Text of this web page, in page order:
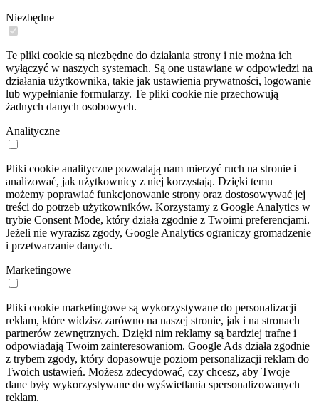
Niezbędne
Te pliki cookie są niezbędne do działania strony i nie można ich
wyłączyć w naszych systemach. Są one ustawiane w odpowiedzi na
działania użytkownika, takie jak ustawienia prywatności, logowanie
lub wypełnianie formularzy. Te pliki cookie nie przechowują
żadnych danych osobowych.
Analityczne
Pliki cookie analityczne pozwalają nam mierzyć ruch na stronie i
analizować, jak użytkownicy z niej korzystają. Dzięki temu
możemy poprawiać funkcjonowanie strony oraz dostosowywać jej
treści do potrzeb użytkowników. Korzystamy z Google Analytics w
trybie Consent Mode, który działa zgodnie z Twoimi preferencjami.
Jeżeli nie wyrazisz zgody, Google Analytics ograniczy gromadzenie
i przetwarzanie danych.
Marketingowe
Pliki cookie marketingowe są wykorzystywane do personalizacji
reklam, które widzisz zarówno na naszej stronie, jak i na stronach
partnerów zewnętrznych. Dzięki nim reklamy są bardziej trafne i
odpowiadają Twoim zainteresowaniom. Google Ads działa zgodnie
z trybem zgody, który dopasowuje poziom personalizacji reklam do
Twoich ustawień. Możesz zdecydować, czy chcesz, aby Twoje
dane były wykorzystywane do wyświetlania spersonalizowanych
reklam.